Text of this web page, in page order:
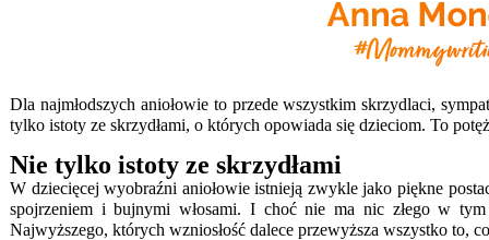
Dla najmłodszych aniołowie to przede wszystkim skrzydlaci,
tylko istoty ze skrzydłami, o których opowiada się dzieciom. To
Nie tylko istoty ze skrzydłami
W dziecięcej wyobraźni aniołowie istnieją zwykle jako piękne
spojrzeniem i bujnymi włosami. I choć nie ma nic złego w
Najwyższego, których wzniosłość dalece przewyższa wszystko to,